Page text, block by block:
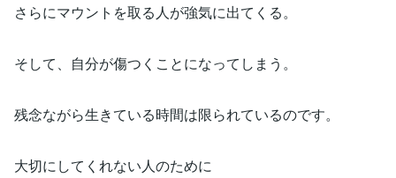
さらにマウントを取る人が強気に出てくる。
そして、自分が傷つくことになってしまう。
残念ながら生きている時間は限られているのです。
大切にしてくれない人のために